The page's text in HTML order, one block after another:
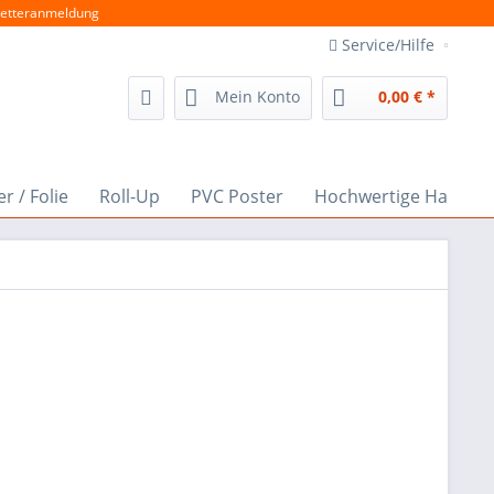
Service/Hilfe
Mein Konto 0,00 € *
/ Folie Roll-Up PVC Poster Hochwertige